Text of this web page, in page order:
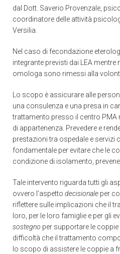
dal Dott. Saverio Provenzale,
coordinatore delle attività
Versilia.
Nel caso di fecondazione
integrante previsti dai LEA
omologa sono rimessi alla
Lo scopo è assicurare alle
una consulenza e una presa in
trattamento presso il centro
di appartenenza. Prevedere e
prestazioni tra ospedale e servizi
fondamentale per evitare che le
condizione di isolamento,
Tale intervento riguarda tutti gli
ovvero l’aspetto decisionale per
riflettere sulle implicazioni che il
loro, per le loro famiglie e per gli
sostegno per supportare le
difficoltà che il trattamento
lo scopo di assistere le coppie a